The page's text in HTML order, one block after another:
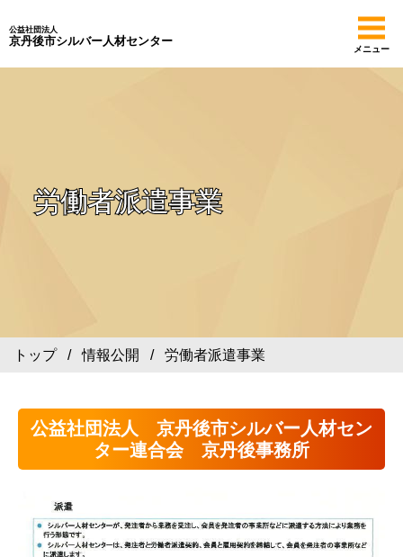
公益社団法人
京丹後市シルバー人材センター
メニュー
労働者派遣事業
トップ/情報公開 / 労働者派遣事業
公益社団法人 京丹後市シルバー人材セン
ター連合会 京丹後事務所